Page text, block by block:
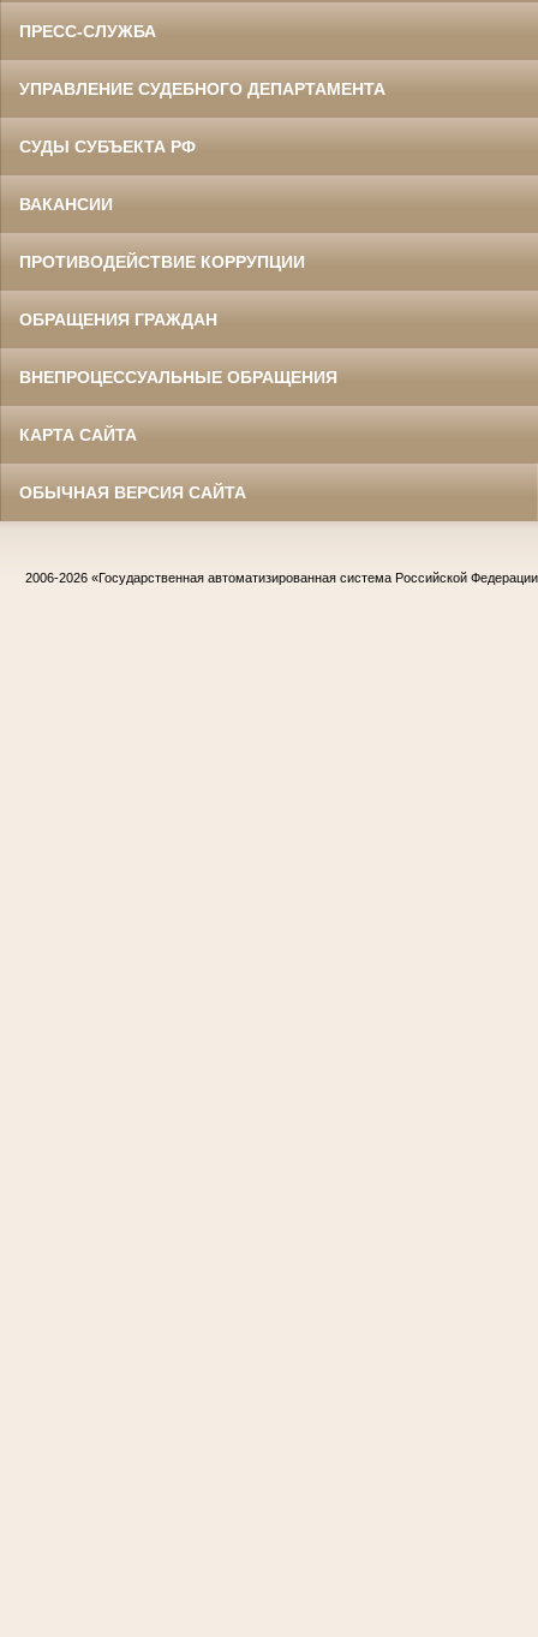
ПРЕСС-СЛУЖБА
УПРАВЛЕНИЕ СУДЕБНОГО ДЕПАРТАМЕНТА
СУДЫ СУБЪЕКТА РФ
ВАКАНСИИ
ПРОТИВОДЕЙСТВИЕ КОРРУПЦИИ
ОБРАЩЕНИЯ ГРАЖДАН
ВНЕПРОЦЕССУАЛЬНЫЕ ОБРАЩЕНИЯ
КАРТА САЙТА
ОБЫЧНАЯ ВЕРСИЯ САЙТА
2006-2026 «Государственная автоматизированная система Российской